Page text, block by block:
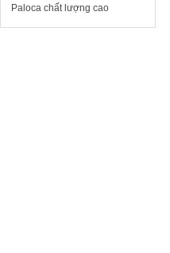
Paloca chất lượng cao